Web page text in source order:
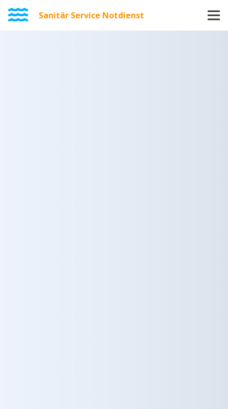
Sanitär Service Notdienst